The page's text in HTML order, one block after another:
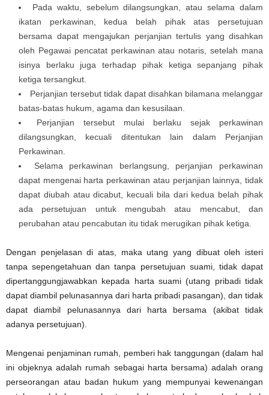
Pada waktu, sebelum dilangsungkan, atau selama dalam
ikatan perkawinan, kedua belah pihak atas persetujuan
bersama dapat mengajukan perjanjian tertulis yang disahkan
oleh Pegawai pencatat perkawinan atau notaris, setelah mana
isinya berlaku juga terhadap pihak ketiga sepanjang pihak
ketiga tersangkut.
Perjanjian tersebut tidak dapat disahkan bilamana melanggar
batas-batas hukum, agama dan kesusilaan.
Perjanjian tersebut mulai berlaku sejak perkawinan
dilangsungkan, kecuali ditentukan lain dalam Perjanjian
Perkawinan.
Selama perkawinan berlangsung, perjanjian perkawinan
dapat mengenai harta perkawinan atau perjanjian lainnya, tidak
dapat diubah atau dicabut, kecuali bila dari kedua belah pihak
ada persetujuan untuk mengubah atau mencabut, dan
perubahan atau pencabutan itu tidak merugikan pihak ketiga.
Dengan penjelasan di atas, maka utang yang dibuat oleh isteri
tanpa sepengetahuan dan tanpa persetujuan suami, tidak dapat
dipertanggungjawabkan kepada harta suami (utang pribadi tidak
dapat diambil pelunasannya dari harta pribadi pasangan), dan tidak
dapat diambil pelunasannya dari harta bersama (akibat tidak
adanya persetujuan).
Mengenai penjaminan rumah, pemberi hak tanggungan (dalam hal
ini objeknya adalah rumah sebagai harta bersama) adalah orang
perseorangan atau badan hukum yang mempunyai kewenangan